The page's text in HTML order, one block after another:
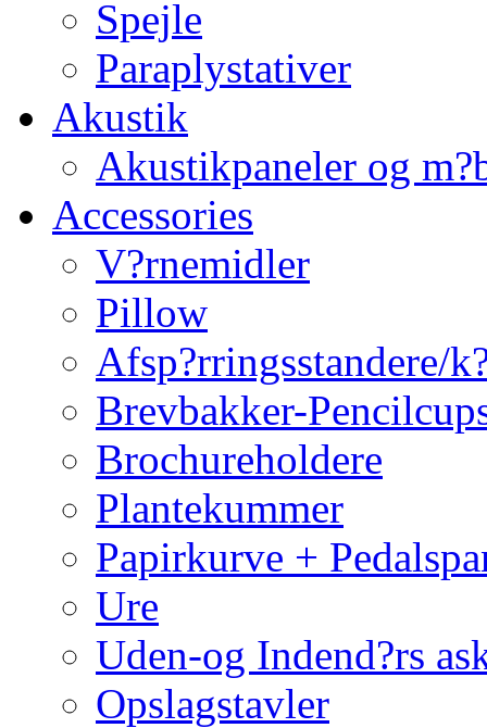
Spejle
Paraplystativer
Akustik
Akustikpaneler og
Accessories
V?rnemidler
Pillow
Afsp?rringsstandere/
Brevbakker-
Brochureholdere
Plantekummer
Papirkurve +
Ure
Uden-og Indend?rs
Opslagstavler